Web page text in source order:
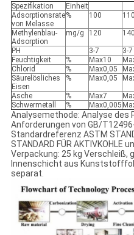
Spezifikation
Einheit
Adsorptionsrate
von Melasse
% 100 110
Methylenblau-
Adsorption
mg/g 120 140
PH 3-7 3-7
Feuchtigkeit
% Max10
Chlorid
% Max0,05
Säurelösliches
Eisen
% Max0,05
Asche % Max7
Schwermetall
% Max0,005
Analysemethode: Analyse des
Anforderungen von GB/
Standardreferenz ASTM
STANDARD FÜR AKTIVKOHLE
Verpackung: 25 kg Verschleiß,
Innenschicht aus
separat.